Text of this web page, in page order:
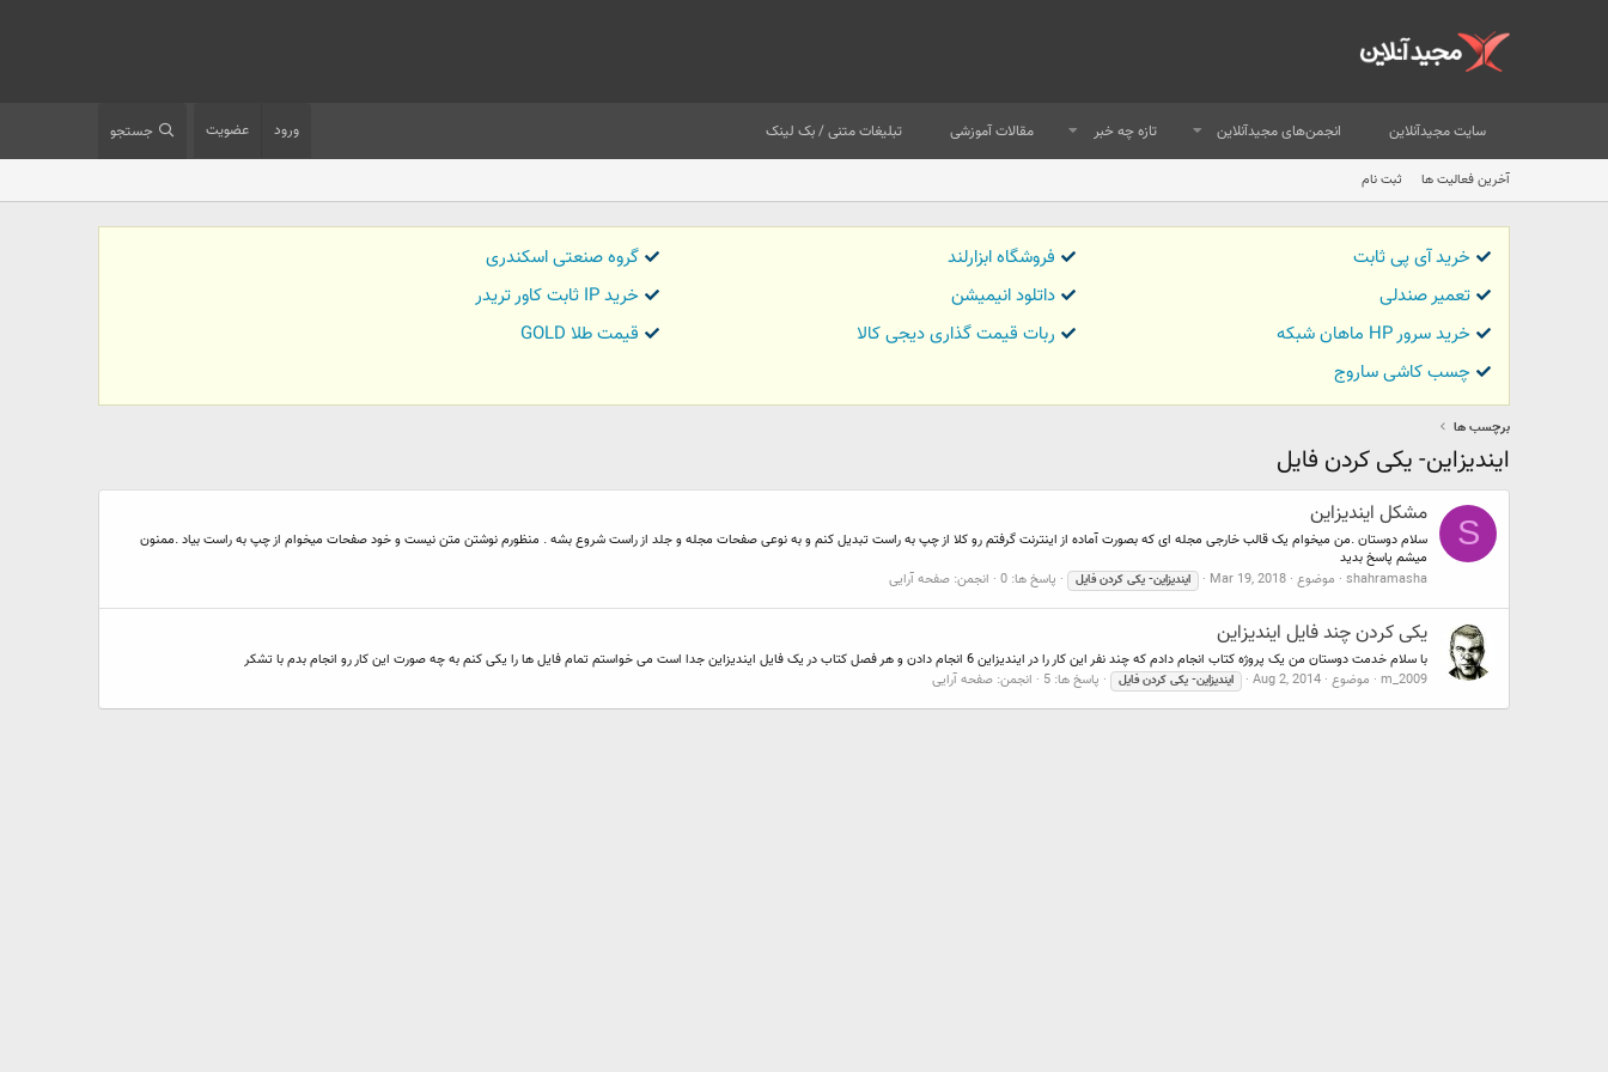
سایت مجیدآنلاین انجمن‌های مجیدآنلاین تازه چه خبر مقالات آموزشی تبلیغات متنی / بک لینک ورود عضویت جستجو
آخرین فعالیت ها ثبت نام
خرید آی پی ثابت فروشگاه ابزارلند
گروه صنعتی اسکندری
تعمیر صندلی
داتلود انیمیشن
خرید IP ثابت کاور تریدر
خرید سرور HP ماهان شبکه
ربات قیمت گذاری دیجی کالا
قیمت طلا GOLD
چسب کاشی ساروج
برچسب ها
ایندیزاین- یکی کردن فایل
S
مشکل ایندیزاین
سلام دوستان .من میخوام یک قالب خارجی مجله ای که بصورت آماده از اینترنت گرفتم رو کلا از چپ به راست تبدیل کنم و به نوعی صفحات مجله و جلد از راست شروع بشه . منظورم نوشتن متن نیست و خود صفحات میخوام از چپ به راست بیاد .ممنون
میشم پاسخ بدید
shahramasha موضوع Mar 19, 2018 ایندیزاین- یکی کردن فایل پاسخ ها: 0 انجمن: صفحه آرایی
یکی کردن چند فایل ایندیزاین
با سلام خدمت دوستان من یک پروژه کتاب انجام دادم که چند نفر این کار را در ایندیزاین 6 انجام دادن و هر فصل کتاب در یک فایل ایندیزاین جدا است می خواستم تمام فایل ها را یکی کنم به چه صورت این کار رو انجام بدم با تشکر
m_2009 موضوع Aug 2, 2014 ایندیزاین- یکی کردن فایل پاسخ ها: 5 انجمن: صفحه آرایی